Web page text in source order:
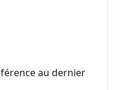
au dernier